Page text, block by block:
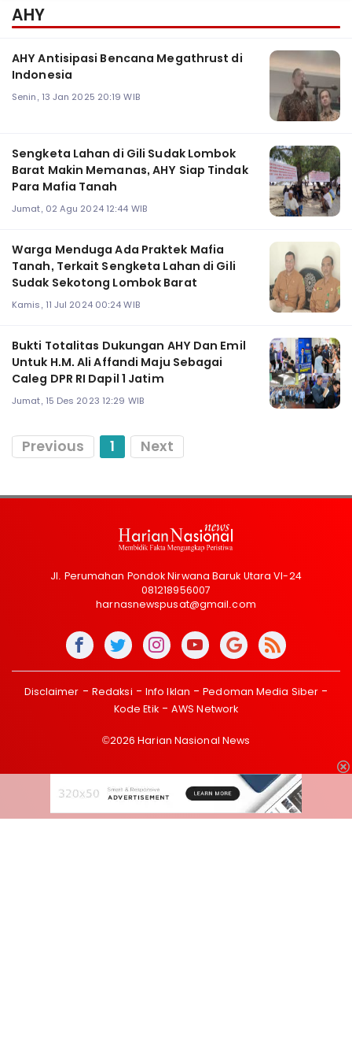
AHY
AHY Antisipasi Bencana Megathrust di
Indonesia
Senin, 13 Jan 2025 20:19 WIB
Sengketa Lahan di Gili Sudak Lombok
Barat Makin Memanas, AHY Siap Tindak
Para Mafia Tanah
Jumat, 02 Agu 2024 12:44 WIB
Warga Menduga Ada Praktek Mafia
Tanah, Terkait Sengketa Lahan di Gili
Sudak Sekotong Lombok Barat
Kamis, 11 Jul 2024 00:24 WIB
Bukti Totalitas Dukungan AHY Dan Emil
Untuk H.M. Ali Affandi Maju Sebagai
Caleg DPR RI Dapil 1 Jatim
Jumat, 15 Des 2023 12:29 WIB
Previous 1 Next
Jl. Perumahan Pondok Nirwana Baruk Utara VI-24
081218956007
harnasnewspusat@gmail.com
Disclaimer Redaksi Info Iklan
Pedoman Media Siber
Kode Etik
AWS Network
©2026 Harian Nasional News